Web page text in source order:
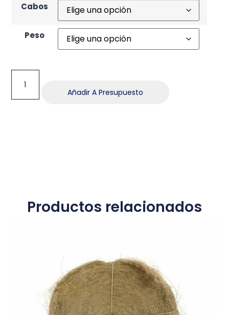
Cabos
Peso
Añadir A Presupuesto
Productos relacionados